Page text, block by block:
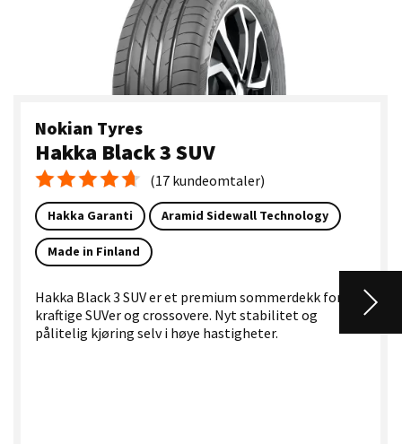
Nokian Tyres
Hakka Black 3 SUV
Gjennomsnittskarakter 4.7(17 kundeomtaler)
Hakka Garanti Aramid Sidewall Technology
Made in Finland
Hakka Black 3 SUV er et premium sommerdekk for
kraftige SUVer og crossovere. Nyt stabilitet og
pålitelig kjøring selv i høye hastigheter.